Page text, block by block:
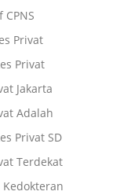
Privat
Privat
Jakarta
Adalah
Privat SD
Terdekat